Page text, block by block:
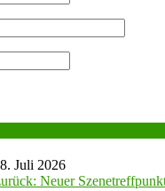
8. Juli 2026
Neuer